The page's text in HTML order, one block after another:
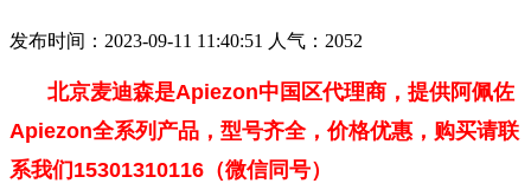
发布时间：2023-09-11 11:40:51 人气：2052
北京麦迪森是Apiezon中国区代理商，提供阿佩佐
Apiezon全系列产品，型号齐全，价格优惠，购买请联
系我们15301310116（微信同号）